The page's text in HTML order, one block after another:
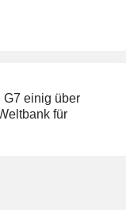
G7 einig über
für